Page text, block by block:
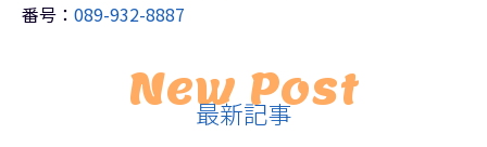
番号： 089-932-8887
New Post
最新記事